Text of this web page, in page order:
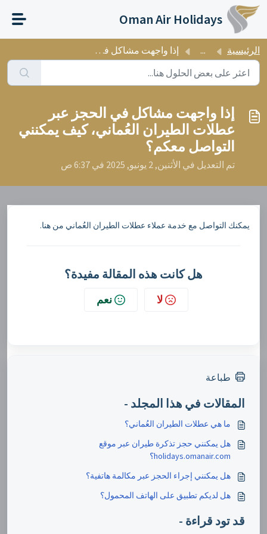
التخطّي إلى المحتوى الرئيسي
Oman Air Holidays
الرئيسية ... إذا واجهت مشاكل في الحجز عبر عطلات الطيران العُماني، كيف ...
إذا واجهت مشاكل في الحجز عبر
عطلات الطيران العُماني، كيف يمكنني
التواصل معكم؟
تم التعديل في الأثنين, 2 يونيو, 2025 في 6:37 ص
يمكنك التواصل مع خدمة عملاء عطلات الطيران العُماني من هنا.
هل كانت هذه المقالة مفيدة؟
لا نعم
طباعة
المقالات في هذا المجلد -
ما هي عطلات الطيران العُماني؟
هل يمكنني حجز تذكرة طيران عبر موقع
holidays.omanair.com؟
هل يمكنني إجراء الحجز عبر مكالمة هاتفية؟
هل لديكم تطبيق على الهاتف المحمول؟
قد تود قراءة -